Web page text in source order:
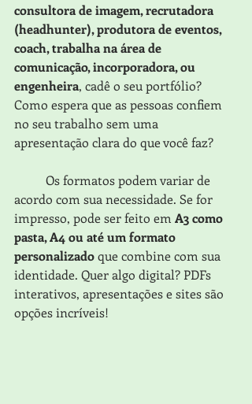
consultora de imagem, recrutadora
(headhunter), produtora de eventos,
coach, trabalha na área de
comunicação, incorporadora, ou
engenheira, cadê o seu portfólio?
Como espera que as pessoas confiem
no seu trabalho sem uma
apresentação clara do que você faz?
acordo com sua necessidade. Se for
impresso, pode ser feito em A3 como
pasta, A4 ou até um formato
personalizado que combine com sua
identidade. Quer algo digital? PDFs
interativos, apresentações e sites são
opções incríveis!